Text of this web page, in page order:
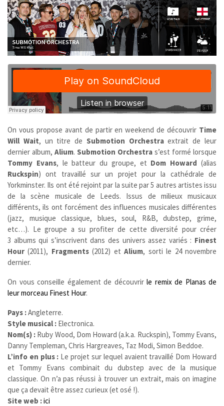
On vous propose avant de partir en weekend de découvrir Time
Will Wait, un titre de Submotion Orchestraextrait de leur
dernier album, Alium. Submotion Orchestra s’est formé lorsque
Tommy Evans, le batteur du groupe, et Dom Howard (alias
Ruckspin) ont travaillé sur un projet pour la cathédrale de
Yorkminster. Ils ont été rejoint par la suite par 5 autres artistes issu
de la scène musicale de Leeds. Issus de milieux musicaux
différents, ils ont forcément des influences musicales différentes
(jazz, musique classique, blues, soul, R&B, dubstep, grime,
etc…). Le groupe a su profiter de cette diversité pour créer
3 albums qui s’inscrivent dans des univers assez variés : Finest
Hour (2011), Fragments(2012) etAlium, sorti le 24 novembre
dernier.
On vous conseille également de découvrir le remix de Planas de
leur morceau Finest Hour.
Pays :Angleterre.
Style musical : Electronica.
Nom(s) : Ruby Wood, Dom Howard (a.k.a. Ruckspin), Tommy Evans,
Danny Templeman, Chris Hargreaves, Taz Modi, Simon Beddoe.
L’info en plus : Le projet sur lequel avaient travaillé Dom Howard
et Tommy Evans combinait du dubstep avec de la musique
classique. On n’a pas réussi à trouver un extrait, mais on imagine
que ça devait être assez curieux (et osé !).
Site web :ici